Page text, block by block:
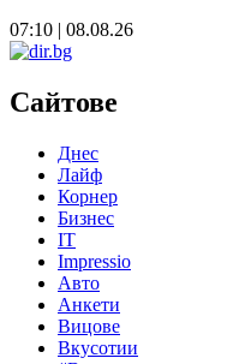
07:10 | 08.08.26
Сайтове
Днес
Лайф
Корнер
Бизнес
IT
Impressio
Авто
Анкети
Вицове
Вкусотии